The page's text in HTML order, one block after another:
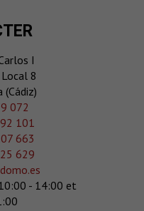
I
Local 8
072
101
663
629
- 14:00 et